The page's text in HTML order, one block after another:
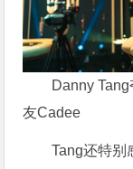
Danny
友Cadee
Tang还特别